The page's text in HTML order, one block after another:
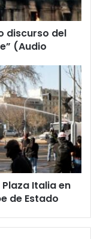
discurso del
(Audio
Italia en
de Estado